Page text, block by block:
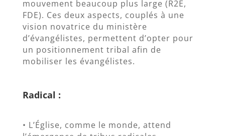
mouvement beaucoup plus large (R2E,
FDE). Ces deux aspects, couplés à une
vision novatrice du ministère
d’évangélistes, permettent d’opter pour
un positionnement tribal afin de
mobiliser les évangélistes.
Radical :
• L’Église, comme le monde, attend